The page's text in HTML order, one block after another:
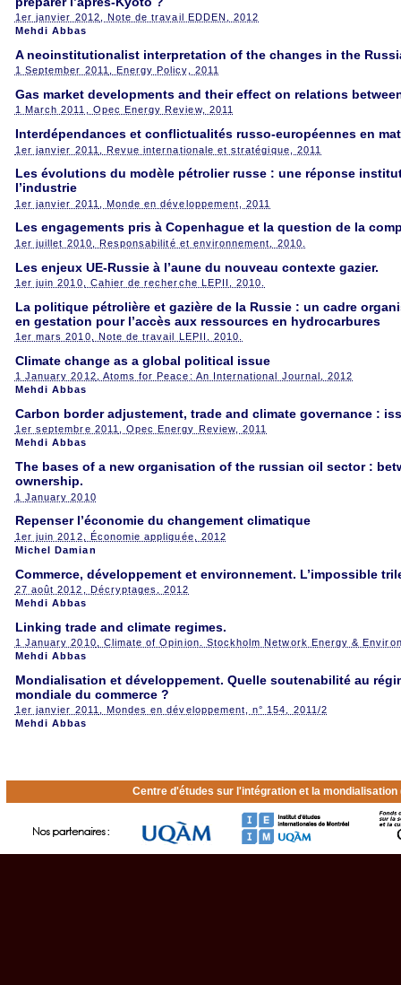
1er janvier 2012 , Note de travail EDDEN, 2012
Mehdi Abbas
A neoinstitutionalist interpretation of the changes in the
1 September 2011 , Energy Policy, 2011
Gas market developments and their effect on relations
1 March 2011 , Opec Energy Review, 2011
Interdépendances et conflictualités russo-européennes en
1er janvier 2011 , Revue internationale et stratégique, 2011
Les évolutions du modèle pétrolier russe : une réponse
l’industrie
1er janvier 2011 , Monde en développement, 2011
Les engagements pris à Copenhague et la question de la
1er juillet 2010 , Responsabilité et environnement, 2010.
Les enjeux UE-Russie à l’aune du nouveau contexte gazier.
1er juin 2010 , Cahier de recherche LEPII, 2010.
La politique pétrolière et gazière de la Russie : un cadre
en gestation pour l’accès aux ressources en hydrocarbures
1er mars 2010 , Note de travail LEPII, 2010.
Climate change as a global political issue
1 January 2012 , Atoms for Peace: An International Journal, 2012
Mehdi Abbas
Carbon border adjustement, trade and climate governance :
1er septembre 2011, Opec Energy Review, 2011
Mehdi Abbas
The bases of a new organisation of the russian oil sector :
ownership.
1 January 2010
Repenser l’économie du changement climatique
1er juin 2012 , Économie appliquée, 2012
Michel Damian
Commerce, développement et environnement. L’impossible
27 août 2012
, Décryptages, 2012
Mehdi Abbas
Linking trade and climate regimes.
1 January 2010 , Climate of Opinion. Stockholm Network Energy &
Mehdi Abbas
Mondialisation et développement. Quelle soutenabilité au
mondiale du commerce ?
1er janvier 2011
, Mondes en développement, n° 154, 2011/2
Mehdi Abbas
Centre d'études sur l'intégration et la mondialisation